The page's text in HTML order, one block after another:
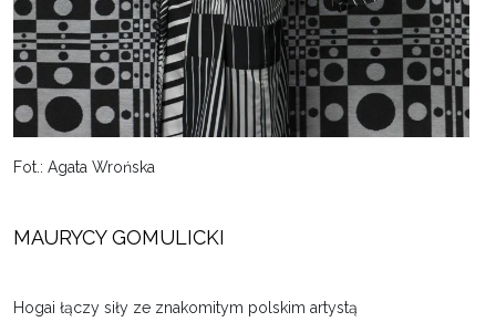
Fot.: Agata Wrońska
MAURYCY GOMULICKI
Hogai łączy siły ze znakomitym polskim artystą